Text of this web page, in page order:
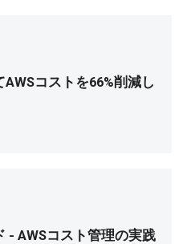
コストを66%削減し
- AWSコスト管理の実践